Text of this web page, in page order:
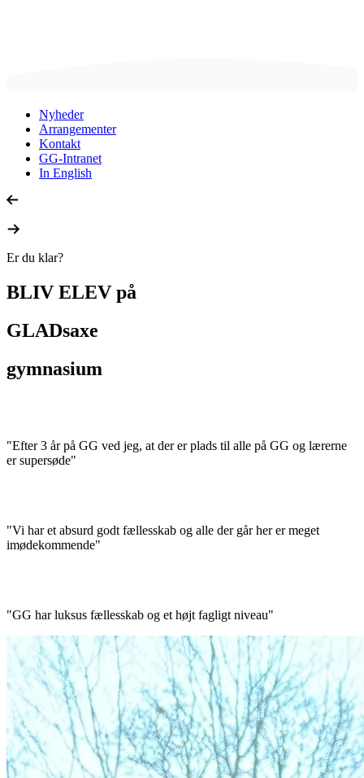
Nyheder
Arrangementer
Kontakt
GG-Intranet
In English
Er du klar?
BLIV ELEV på
GLADsaxe
gymnasium
"Efter 3 år på GG ved jeg, at der er plads til alle på GG og lærerne
er supersøde"
"Vi har et absurd godt fællesskab og alle der går her er meget
imødekommende"
"GG har luksus fællesskab og et højt fagligt niveau"